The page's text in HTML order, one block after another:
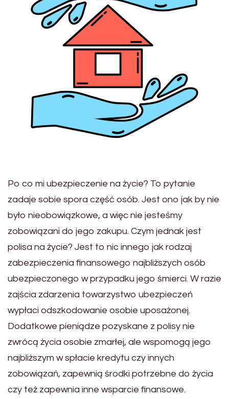
Po co mi ubezpieczenie na życie? To pytanie
zadaje sobie spora część osób. Jest ono jak by nie
było nieobowiązkowe, a więc nie jesteśmy
zobowiązani do jego zakupu. Czym jednak jest
polisa na życie? Jest to nic innego jak rodzaj
zabezpieczenia finansowego najbliższych osób
ubezpieczonego w przypadku jego śmierci. W razie
zajścia zdarzenia towarzystwo ubezpieczeń
wypłaci odszkodowanie osobie uposażonej.
Dodatkowe pieniądze pozyskane z polisy nie
zwrócą życia osobie zmarłej, ale wspomogą jego
najbliższym w spłacie kredytu czy innych
zobowiązań, zapewnią środki potrzebne do życia
czy też zapewnia inne wsparcie finansowe.